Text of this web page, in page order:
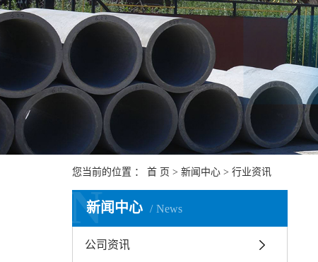
您当前的位置 ： 首 页 > 新闻中心 > 行业资讯
新闻中心 News
N
公司资讯